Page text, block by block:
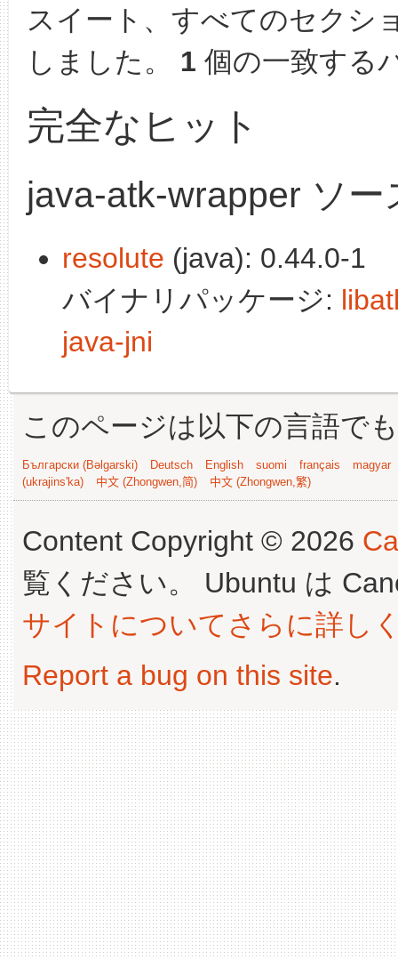
スイート、すべてのセクシ
しました。 1 個の一致する
完全なヒット
java-atk-wrapper ソ
resolute (java): 0.44.0-1
バイナリパッケージ:
java-jni
このページは以下の言語で
Български (Bəlgarski) Deutsch English suomi français
magyar
(ukrajins'ka)
中文 (Zhongwen,简) 中文 (Zhongwen,繁)
Content Copyright © 2026
覧ください。 Ubuntu は
サイトについてさらに詳し
Report a bug on this site.